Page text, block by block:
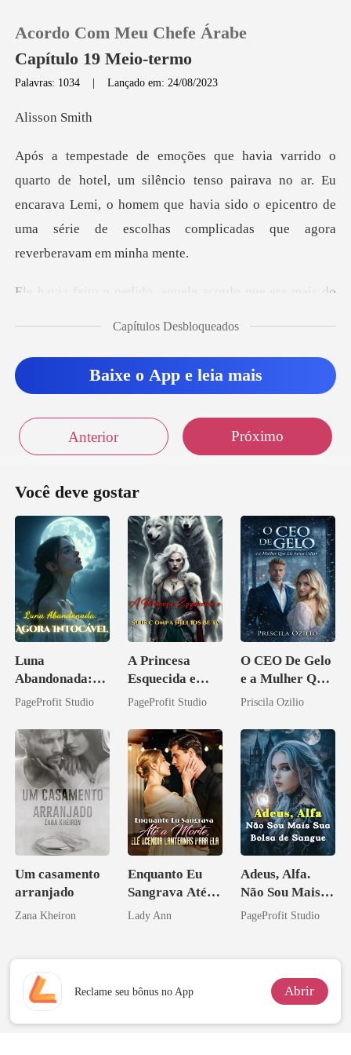
Loja
Histórico
Sair
Acordo Com Meu Chefe Árabe
Capítulo 19 Meio-termo
Palavras: 1034 |Lançado em: 24/08/2023
son
io tenso pairava no ar. Eu
encarava Lemi, o homem que havia sido o epicentr
cordo que era mais do
Capítulos Desbloqueados
Baixe o App e leia mais
Anterior Próximo
Você deve gostar
Luna
Abandonada:
Agora Intocável
PageProfit Studio
A Princesa
Esquecida e
Seus
Beta
PageProfit Studio
O CEO De Gelo
e a Mulher Que
Ele Jurou Odiar
Priscila Ozilio
Um casamento
arranjado
Zana Kheiron
Enquanto Eu
Sangrava Até a
Morte, Ele
Ela
Lady Ann
Adeus, Alfa.
Não Sou Mais
Sua Bolsa de
PageProfit Studio
Reclame seu bônus no App Abrir